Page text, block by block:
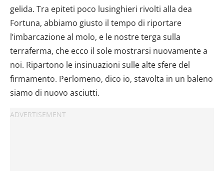
gelida. Tra epiteti poco lusinghieri rivolti alla dea
Fortuna, abbiamo giusto il tempo di riportare
l’imbarcazione al molo, e le nostre terga sulla
terraferma, che ecco il sole mostrarsi nuovamente a
noi. Ripartono le insinuazioni sulle alte sfere del
firmamento. Perlomeno, dico io, stavolta in un baleno
siamo di nuovo asciutti.